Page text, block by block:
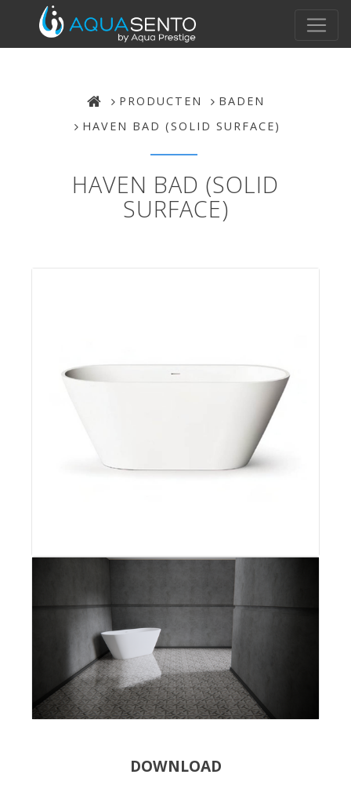
PRODUCTEN
BADEN
HAVEN BAD (SOLID SURFACE)
HAVEN BAD (SOLID
SURFACE)
DOWNLOAD